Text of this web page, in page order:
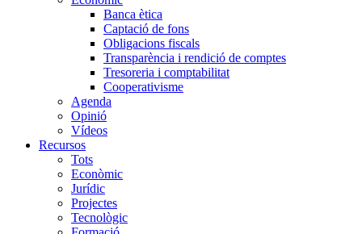
Banca ètica
Captació de fons
Obligacions fiscals
Transparència i rendició de comptes
Tresoreria i comptabilitat
Cooperativisme
Agenda
Opinió
Vídeos
Recursos
Tots
Econòmic
Jurídic
Projectes
Tecnològic